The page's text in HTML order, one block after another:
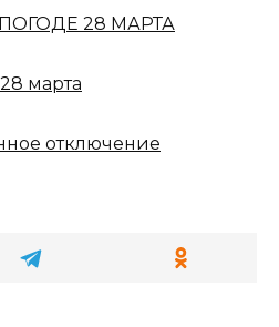
28 МАРТА
марта
отключение